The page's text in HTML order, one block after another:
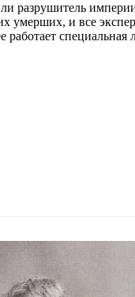
разрушитель
умерших, и все
специальная